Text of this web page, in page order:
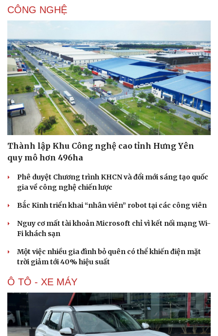
Sân khấu - Điện ảnh
Văn học
Âm nhạc
Giải trí
Nghệ sĩ
Thời trang
Sao Việt
CÔNG NGHỆ
Thành lập Khu Công nghệ cao tỉnh Hưng Yên
quy mô hơn 496ha
Phê duyệt Chương trình KHCN và đổi mới sáng tạo quốc
gia về công nghệ chiến lược
Bắc Kinh triển khai “nhân viên” robot tại các công viên
Nguy cơ mất tài khoản Microsoft chỉ vì kết nối mạng Wi-
Fi khách sạn
Một việc nhiều gia đình bỏ quên có thể khiến điện mặt
trời giảm tới 40% hiệu suất
Ô TÔ - XE MÁY